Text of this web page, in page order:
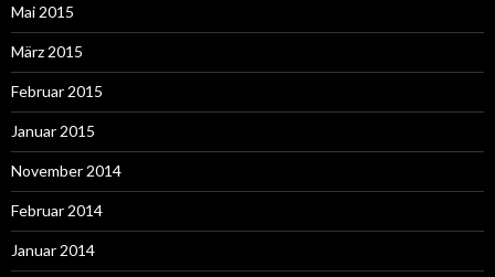
Mai 2015
März 2015
Februar 2015
Januar 2015
November 2014
Februar 2014
Januar 2014